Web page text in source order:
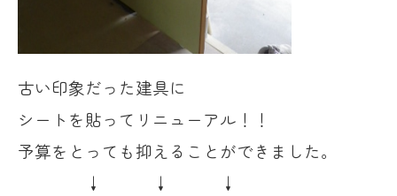
古い印象だった建具に
シートを貼ってリニューアル！！
予算をとっても抑えることができました。
↓ ↓ ↓